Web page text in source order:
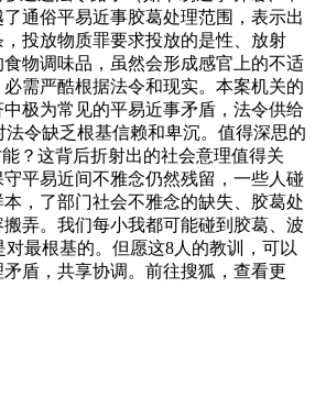
通俗平易近事胶葛处理范围，表示出
投放物质罪要求投放的是性、放射
物调味品，虽然会形成感官上的不适
需严酷根据法令和现实。本案机关的
极为常见的平易近事矛盾，法令供给
令缺乏根基信赖和卑沉。值得深思的
？这背后折射出的社会意理值得关
平易近间不雅念仍然残留，一些人碰
，了部门社会不雅念的缺失、胶葛处
弄。我们每小我都可能碰到胶葛、波
最根基的。但愿这8人的教训，可以
盾，共享协调。前往搜狐，查看更